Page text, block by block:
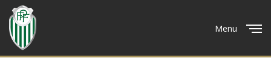
Menu